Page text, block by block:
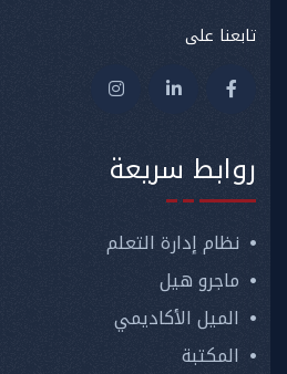
تابعنا على
روابط سريعة
نظام إدارة التعلم
ماجرو هيل
الميل الأكاديمي
المكتبة